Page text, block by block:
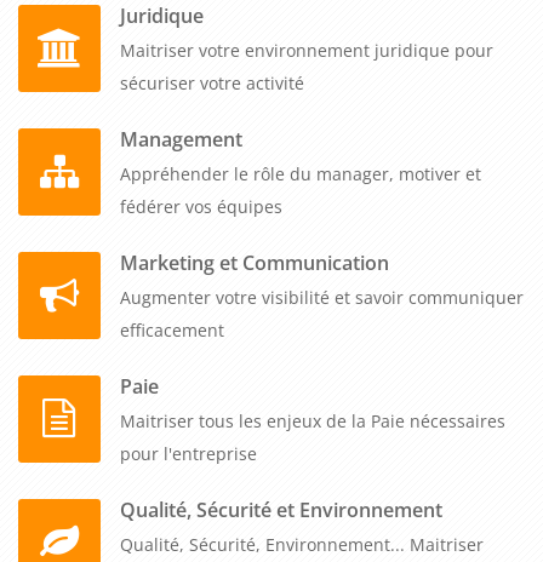
Juridique
Maitriser votre environnement juridique pour
sécuriser votre activité
Management
Appréhender le rôle du manager, motiver et
fédérer vos équipes
Marketing et Communication
Augmenter votre visibilité et savoir communiquer
efficacement
Paie
Maitriser tous les enjeux de la Paie nécessaires
pour l'entreprise
Qualité, Sécurité et Environnement
Qualité, Sécurité, Environnement... Maitriser